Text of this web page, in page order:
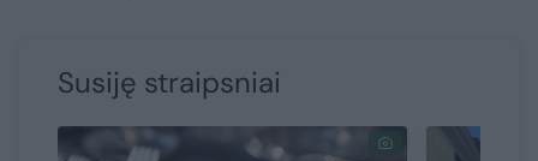
Susiję straipsniai